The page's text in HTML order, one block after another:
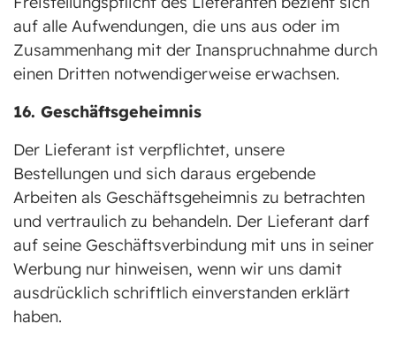
auf alle Aufwendungen, die uns aus oder im
Zusammenhang mit der Inanspruchnahme durch
einen Dritten notwendigerweise erwachsen.
16. Geschäftsgeheimnis
Der Lieferant ist verpflichtet, unsere
Bestellungen und sich daraus ergebende
Arbeiten als Geschäftsgeheimnis zu betrachten
und vertraulich zu behandeln. Der Lieferant darf
auf seine Geschäftsverbindung mit uns in seiner
Werbung nur hinweisen, wenn wir uns damit
ausdrücklich schriftlich einverstanden erklärt
haben.